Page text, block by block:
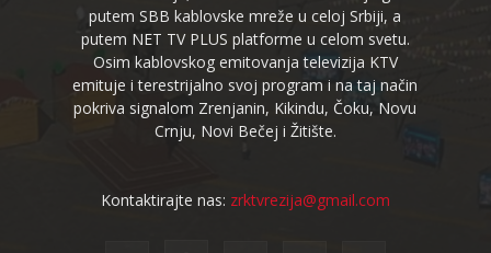
putem SBB kablovske mreže u celoj Srbiji, a
putem NET TV PLUS platforme u celom svetu.
Osim kablovskog emitovanja televizija KTV
emituje i terestrijalno svoj program i na taj način
pokriva signalom Zrenjanin, Kikindu, Čoku, Novu
Crnju, Novi Bečej i Žitište.
Kontaktirajte nas: zrktvrezija@gmail.com